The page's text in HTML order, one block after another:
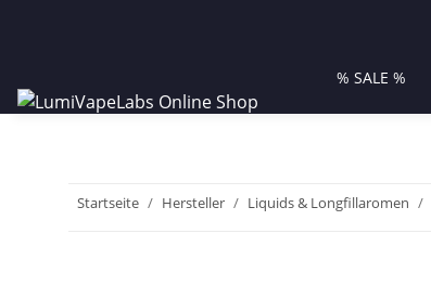
% SALE %
Startseite Hersteller Liquids & Longfillaromen